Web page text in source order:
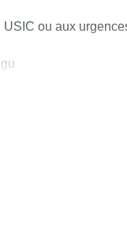
ou aux
et ses